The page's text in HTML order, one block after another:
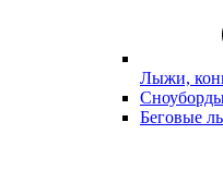
Лыжи,
Беговые